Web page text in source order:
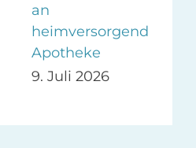
an
heimversorgende
Apotheke
9. Juli 2026